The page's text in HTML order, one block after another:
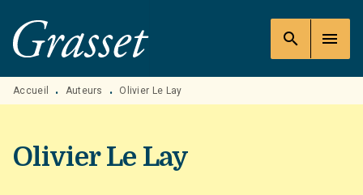
MENU RECHERCHE
PIED DE PAGE
search menu
Accueil • Auteurs • Olivier Le Lay
Olivier Le Lay